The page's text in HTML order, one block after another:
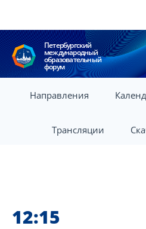
Петербургский
международный
образовательный
форум
Направления
Трансляции
12:15